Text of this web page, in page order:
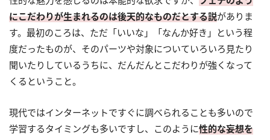
にこだわりが生まれるのは後天的なものだとする説がありま
す。最初のころは、ただ「いいな」「なんか好き」という程
度だったものが、そのパーツや対象についていろいろ見たり
聞いたりしているうちに、だんだんとこだわりが強くなって
くるということ。
現代ではインターネットですぐに調べられることも多いので
学習するタイミングも多いですし、このように性的な妄想を